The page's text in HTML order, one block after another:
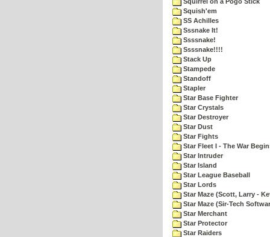
Squish'em
SS Achilles
Sssnake It!
Ssssnake!
Ssssnake!!!!
Stack Up
Stampede
Standoff
Stapler
Star Base Fighter
Star Crystals
Star Destroyer
Star Dust
Star Fights
Star Fleet I - The War
Star Intruder
Star Island
Star League Baseball
Star Lords
Star Maze (Scott, Larry -
Star Maze (Sir-Tech
Star Merchant
Star Protector
Star Raiders